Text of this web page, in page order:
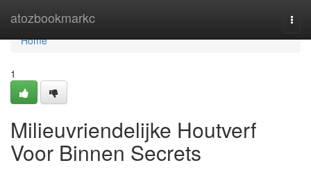
atozbookmarkc
Home
Home
1
Milieuvriendelijke Houtverf
Voor Binnen Secrets